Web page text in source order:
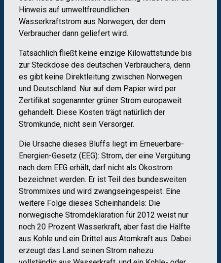
Hinweis auf umweltfreundlichen
Wasserkraftstrom aus Norwegen, der dem
Verbraucher dann geliefert wird.
Tatsächlich fließt keine einzige Kilowattstunde bis
zur Steckdose des deutschen Verbrauchers, denn
es gibt keine Direktleitung zwischen Norwegen
und Deutschland. Nur auf dem Papier wird per
Zertifikat sogenannter grüner Strom europaweit
gehandelt. Diese Kosten trägt natürlich der
Stromkunde, nicht sein Versorger.
Die Ursache dieses Bluffs liegt im Erneuerbare-
Energien-Gesetz (EEG): Strom, der eine Vergütung
nach dem EEG erhält, darf nicht als Ökostrom
bezeichnet werden. Er ist Teil des bundesweiten
Strommixes und wird zwangseingespeist. Eine
weitere Folge dieses Scheinhandels: Die
norwegische Stromdeklaration für 2012 weist nur
noch 20 Prozent Wasserkraft, aber fast die Hälfte
aus Kohle und ein Drittel aus Atomkraft aus. Dabei
erzeugt das Land seinen Strom nahezu